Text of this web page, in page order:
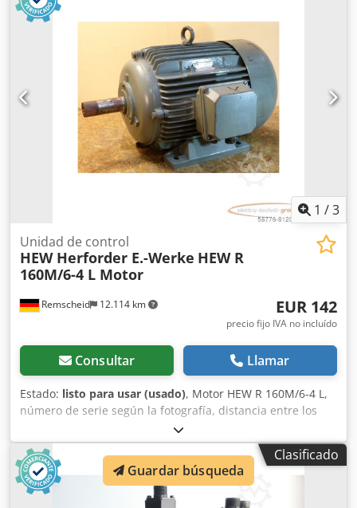
1 /3
Remscheid 12.114 km
Unidad de control
HEW Herforder E.-Werke HEW R
160M/6-4 L Motor
EUR 142
precio fijo IVA no incluído
Consultar Llamar
Estado: listo para usar (usado), Motor HEW R 160M/6-4 L,
número de serie según la fotografía, distancia entre los
agujeros de los orificios de montaje: 255 x 210 mm,
diámetro del eje de transmisión: 42 mm, usado, con signos
normales de uso, 100 % funcional, el suministro incluye lo
que se muestra en las fotos. ATENCIÓN: ¡Solicite por
separado el presupuesto para el embalaje y el envío!
Clasificado
Guardar búsqueda